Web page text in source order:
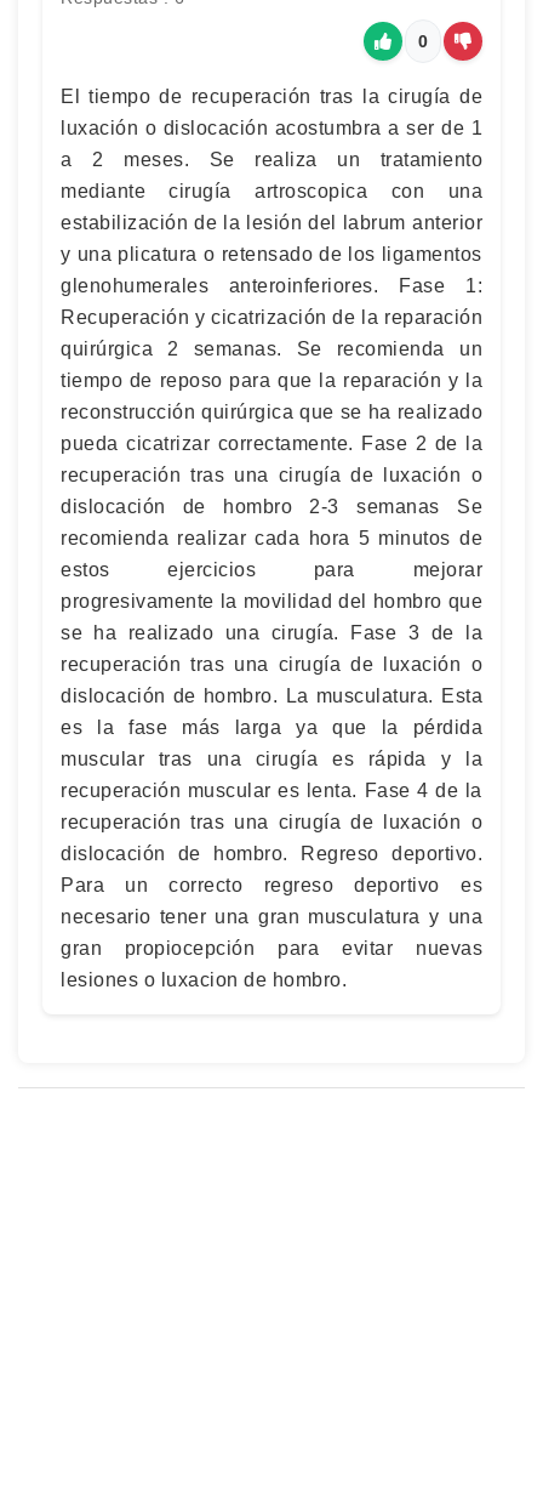
0
El tiempo de recuperación tras la cirugía de
luxación o dislocación acostumbra a ser de 1
a 2 meses. Se realiza un tratamiento
mediante cirugía artroscopica con una
estabilización de la lesión del labrum anterior
y una plicatura o retensado de los ligamentos
glenohumerales anteroinferiores. Fase 1:
Recuperación y cicatrización de la reparación
quirúrgica 2 semanas. Se recomienda un
tiempo de reposo para que la reparación y la
reconstrucción quirúrgica que se ha realizado
pueda cicatrizar correctamente. Fase 2 de la
recuperación tras una cirugía de luxación o
dislocación de hombro 2-3 semanas Se
recomienda realizar cada hora 5 minutos de
estos ejercicios para mejorar
progresivamente la movilidad del hombro que
se ha realizado una cirugía. Fase 3 de la
recuperación tras una cirugía de luxación o
dislocación de hombro. La musculatura. Esta
es la fase más larga ya que la pérdida
muscular tras una cirugía es rápida y la
recuperación muscular es lenta. Fase 4 de la
recuperación tras una cirugía de luxación o
dislocación de hombro. Regreso deportivo.
Para un correcto regreso deportivo es
necesario tener una gran musculatura y una
gran propiocepción para evitar nuevas
lesiones o luxacion de hombro.